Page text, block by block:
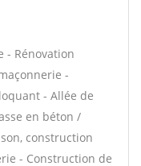
- Rénovation
-
- Allée de
en béton /
construction
- Construction de